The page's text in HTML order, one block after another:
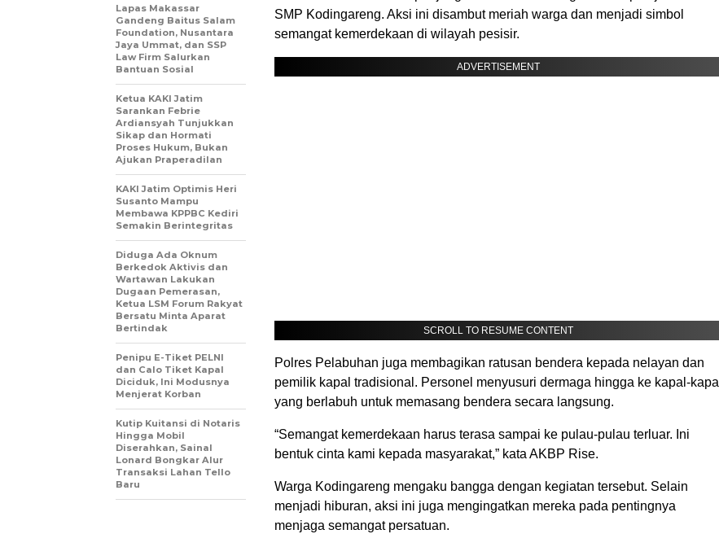
SMP Kodingareng. Aksi ini disambut meriah warga dan menjadi simbol
semangat kemerdekaan di wilayah pesisir.
ADVERTISEMENT
SCROLL TO RESUME CONTENT
Polres Pelabuhan juga membagikan ratusan bendera kepada nelayan dan
pemilik kapal tradisional. Personel menyusuri dermaga hingga ke kapal-kapal
yang berlabuh untuk memasang bendera secara langsung.
“Semangat kemerdekaan harus terasa sampai ke pulau-pulau terluar. Ini
bentuk cinta kami kepada masyarakat,” kata AKBP Rise.
Warga Kodingareng mengaku bangga dengan kegiatan tersebut. Selain
menjadi hiburan, aksi ini juga mengingatkan mereka pada pentingnya
menjaga semangat persatuan.
Lapas Makassar
Gandeng Baitus Salam
Foundation, Nusantara
Jaya Ummat, dan SSP
Law Firm Salurkan
Bantuan Sosial
Ketua KAKI Jatim
Sarankan Febrie
Ardiansyah Tunjukkan
Sikap dan Hormati
Proses Hukum, Bukan
Ajukan Praperadilan
KAKI Jatim Optimis Heri
Susanto Mampu
Membawa KPPBC Kediri
Semakin Berintegritas
Diduga Ada Oknum
Berkedok Aktivis dan
Wartawan Lakukan
Dugaan Pemerasan,
Ketua LSM Forum Rakyat
Bersatu Minta Aparat
Bertindak
Penipu E-Tiket PELNI
dan Calo Tiket Kapal
Diciduk, Ini Modusnya
Menjerat Korban
Kutip Kuitansi di Notaris
Hingga Mobil
Diserahkan, Sainal
Lonard Bongkar Alur
Transaksi Lahan Tello
Baru